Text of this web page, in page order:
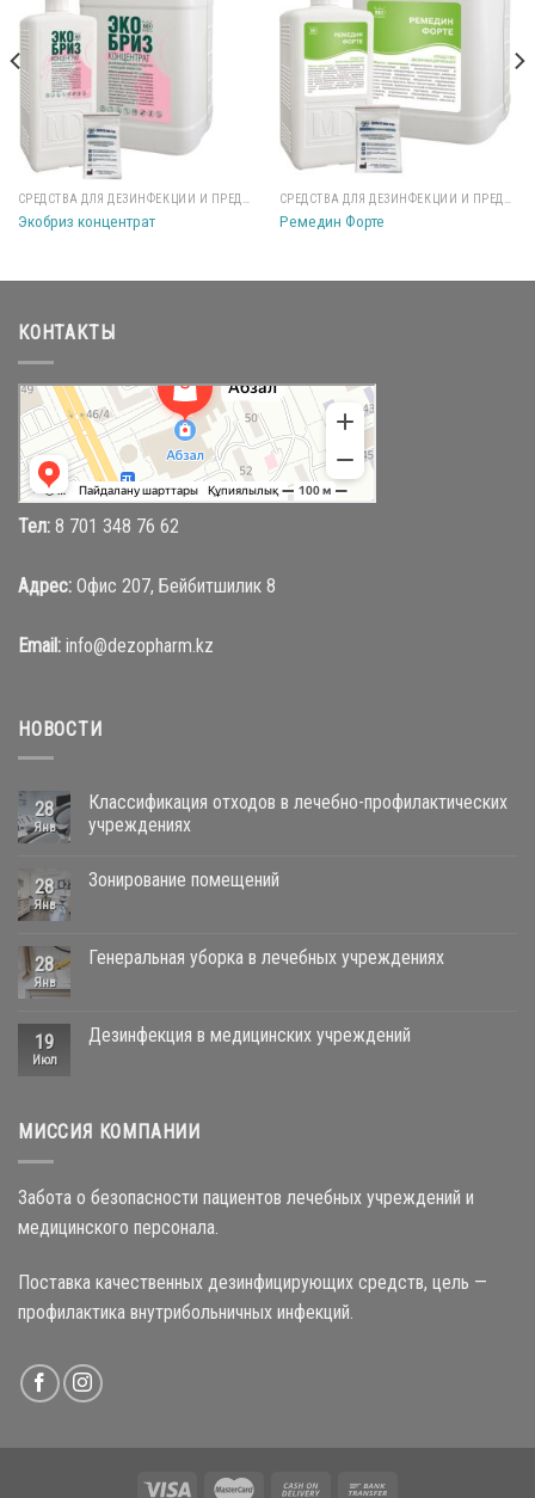
Экобриз концентрат Ремедин Форте
КОНТАКТЫ
Абзал
Торговый центр в Караганде
Магазин одежды в Караганде
Тел: 8 701 348 76 62
Адрес: Офис 207, Бейбитшилик 8
Email: info@dezopharm.kz
НОВОСТИ
28
Янв
Классификация отходов в лечебно-профилактических
учреждениях
28
Янв
Зонирование помещений
28
Янв
Генеральная уборка в лечебных учреждениях
19
Июл
Дезинфекция в медицинских учреждений
МИССИЯ КОМПАНИИ
Забота о безопасности пациентов лечебных учреждений и
медицинского персонала.
Поставка качественных дезинфицирующих средств, цель —
профилактика внутрибольничных инфекций.